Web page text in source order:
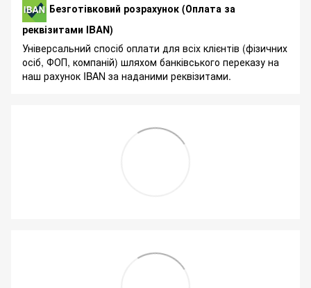
Безготівковий розрахунок (Оплата за
реквізитами IBAN)
Універсальний спосіб оплати для всіх клієнтів (фізичних
осіб, ФОП, компаній) шляхом банківського переказу на
наш рахунок IBAN за наданими реквізитами.